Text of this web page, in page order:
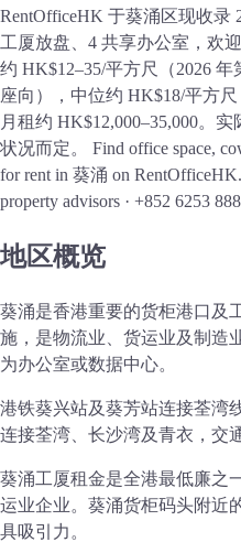
RentOfficeHK 于葵涌区现收录
工厦放盘、4 共享办公室，欢
约 HK$12–35/平方尺（2026
座向），中位约 HK$18/平方
月租约 HK$12,000–35,000。
状况而定。
Find office space,
for rent in 葵涌 on
property advisors · +852 6253
地区概览
葵涌是香港重要的货柜港口及
施，是物流业、货运业及制造
为办公室或数据中心。
港铁葵兴站及葵芳站连接荃湾
连接荃湾、长沙湾及青衣，交
葵涌工厦租金是全港最低廉之
运业企业。葵涌货柜码头附近
具吸引力。